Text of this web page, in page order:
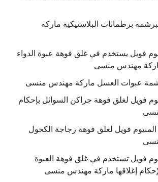
برطمانات البلاستيكية ماركة
فويل يستخدم في غلق فوهة عبوة الدواء
مهندس منسى
عبوات العسل ماركة مهندس منسى
فويل لغلق فوهة جراكن السوائل بإحكام
فويل لغلق فوهة زجاجة الكحول
فويل تستخدم في غلق فوهة العبوة
إغلاقها ماركة مهندس منسى